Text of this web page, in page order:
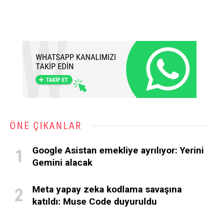
ÖNE ÇIKANLAR
Google Asistan emekliye ayrılıyor: Yerini
Gemini alacak
Meta yapay zeka kodlama savaşına
katıldı: Muse Code duyuruldu